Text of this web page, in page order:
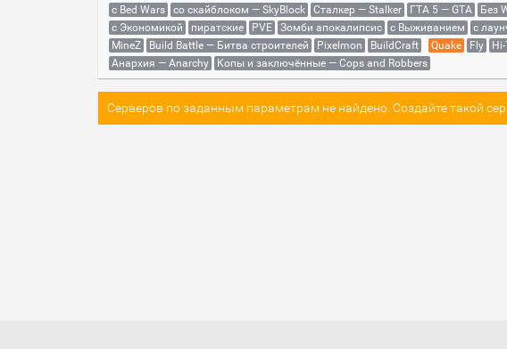
с Bed Wars
со скайблоком — SkyBlock Сталкер — Stalker ГТА 5 — GTA Без
с Экономикой
пиратские PVE Зомби апокалипсис с Выживанием с
MineZ
Build Battle — Битва строителей Pixelmon BuildCraft Quake Fly
Анархия — Anarchy
Копы и заключённые — Cops and Robbers
Серверов по заданным параметрам не найдено. Создайте такой